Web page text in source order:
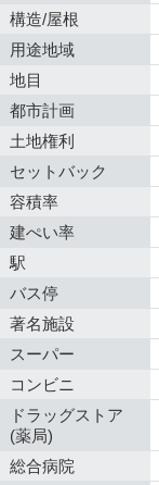
構造/屋根
用途地域
地目
都市計画
土地権利
セットバック
容積率
建ぺい率
駅
バス停
著名施設
スーパー
コンビニ
ドラッグストア
(薬局)
総合病院